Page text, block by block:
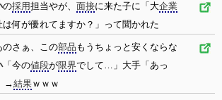
の採用担当やが、 面接に来た子に「大企業
は何が優れてますか？」って聞かれた
のさぁ、この部品 もうちょっと安くならな
「今の値段が限界でして…」大手「あっ
→結果ｗｗｗ